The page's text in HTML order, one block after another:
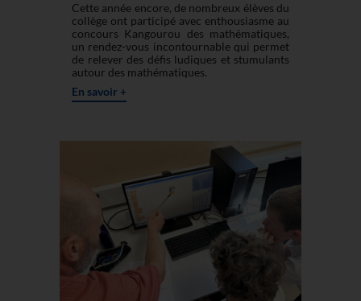
Cette année encore, de nombreux élèves du
collège ont participé avec enthousiasme au
concours Kangourou des mathématiques,
un rendez-vous incontournable qui permet
de relever des défis ludiques et stumulants
autour des mathématiques.
En savoir +